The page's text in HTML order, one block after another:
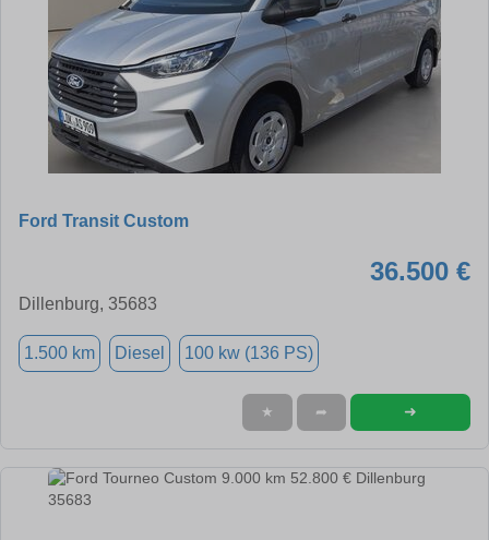
Ford Transit Custom
36.500 €
Dillenburg, 35683
1.500 km Diesel 100 kw (136 PS)
★ ➦ ➜